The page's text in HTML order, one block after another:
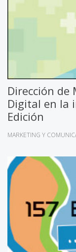
Dirección de
Digital en la
Edición
MARKETING Y